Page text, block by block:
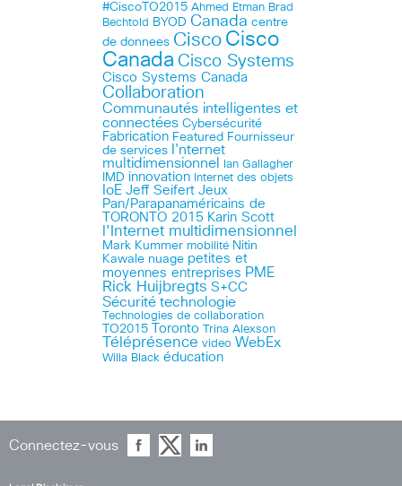
#CiscoTO2015 Ahmed Etman Brad
Bechtold
BYOD Canada centre
de donnees Cisco Cisco
Canada Cisco Systems
Cisco Systems Canada
Collaboration
Communautés intelligentes et
connectées Cybersécurité
Fabrication Featured Fournisseur
de services
I'nternet
multidimensionnel
Ian Gallagher
IMD innovation Internet des objets
IoE Jeff Seifert Jeux
Pan/Parapanaméricains de
TORONTO 2015 Karin Scott
l'Internet multidimensionnel
Mark Kummer mobilité Nitin
Kawale nuage petites et
moyennes entreprises PME
Rick Huijbregts S+CC
Sécurité technologie
Technologies de collaboration
TO2015
Toronto Trina Alexson
Téléprésence video WebEx
Willa Black éducation
Connectez-vous